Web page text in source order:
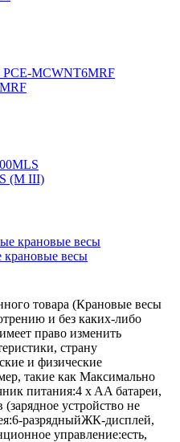
(М III)
весы
товара (Крановые весы
и без каких-либо
право изменить
страну
и физические
такие как Максимально
питания:4 x AA батареи,
устройство не
6-разрядныйЖК-дисплей,
управление:есть,